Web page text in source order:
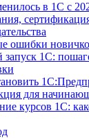
в 1С с
ошибки
1С:
для
курсов 1С: